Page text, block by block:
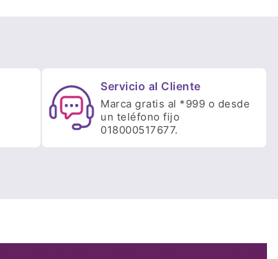
Servicio al Cliente
Marca gratis al *999 o desde
un teléfono fijo
018000517677.